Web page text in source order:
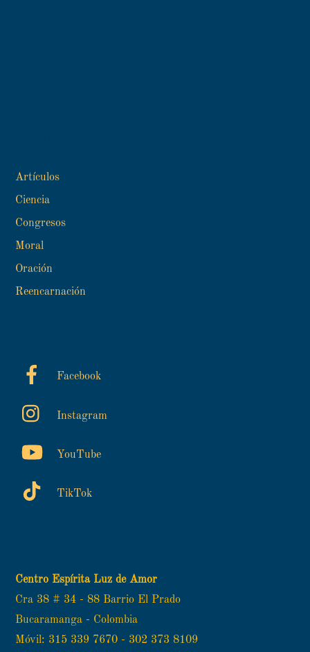
Artículos
Ciencia
Congresos
Moral
Oración
Reencarnación
Facebook
Instagram
YouTube
TikTok
Centro Espírita Luz de Amor
Cra 38 # 34 - 88 Barrio El Prado
Bucaramanga - Colombia
Móvil: 315 339 7670 - 302 373 8109